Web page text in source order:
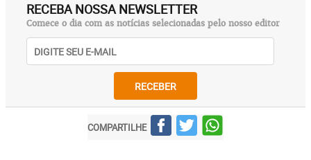
RECEBA NOSSA NEWSLETTER
Comece o dia com as notícias selecionadas pelo nosso editor
RECEBER
COMPARTILHE